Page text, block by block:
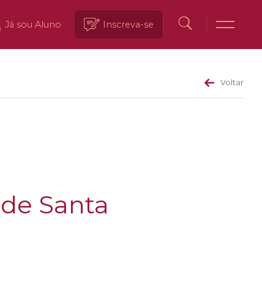
Já sou Aluno Inscreva-se
Voltar
Santa